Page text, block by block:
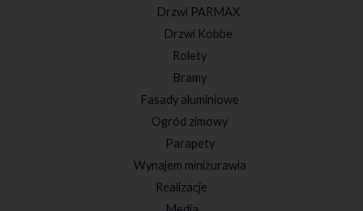
Drzwi PARMAX
Drzwi Kobbe
Rolety
Bramy
Fasady aluminiowe
Ogród zimowy
Parapety
Wynajem miniżurawia
Realizacje